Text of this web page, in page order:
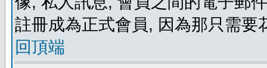
註冊成為正式會員, 因為那只需要
回頂端